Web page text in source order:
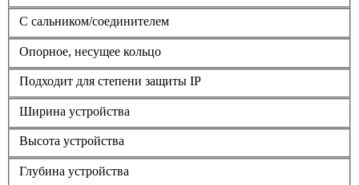
С сальником/соединителем
Опорное, несущее кольцо
Подходит для степени защиты IP
Ширина устройства
Высота устройства
Глубина устройства